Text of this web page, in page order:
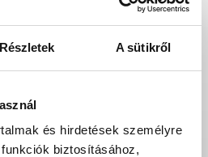
Részletek A sütikről
és hirdetések személyre
biztosításához,